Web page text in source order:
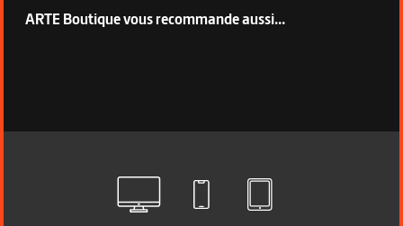
ARTE Boutique vous recommande aussi...